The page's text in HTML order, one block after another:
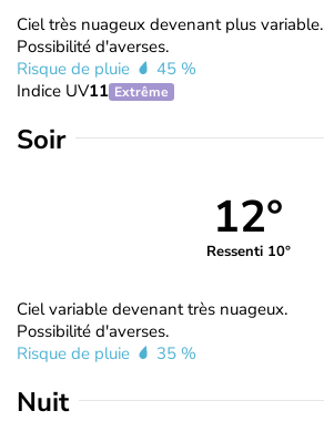
Ciel très nuageux devenant plus variable.
Possibilité d'averses.
Risque de pluie
45 %
Indice UV11 Extrême
Soir
12°
Ressenti 10°
Ciel variable devenant très nuageux.
Possibilité d'averses.
Risque de pluie
35 %
Nuit